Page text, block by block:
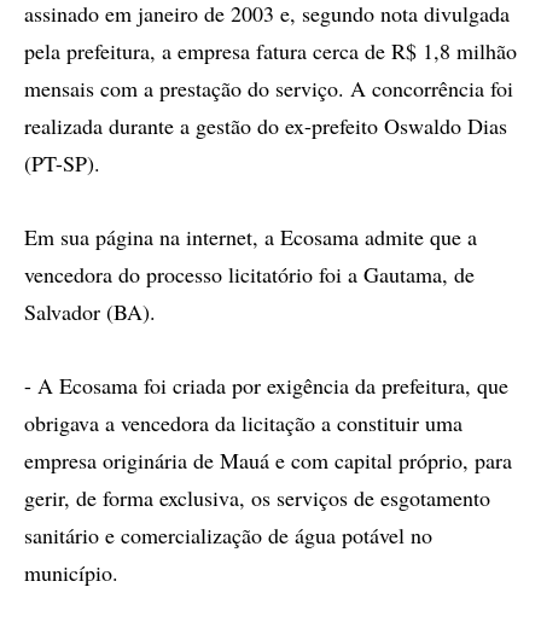
assinado em janeiro de 2003 e, segundo nota divulgada
pela prefeitura, a empresa fatura cerca de R$ 1,8 milhão
mensais com a prestação do serviço. A concorrência foi
realizada durante a gestão do ex-prefeito Oswaldo Dias
(PT-SP).
Em sua página na internet, a Ecosama admite que a
vencedora do processo licitatório foi a Gautama, de
Salvador (BA).
- A Ecosama foi criada por exigência da prefeitura, que
obrigava a vencedora da licitação a constituir uma
empresa originária de Mauá e com capital próprio, para
gerir, de forma exclusiva, os serviços de esgotamento
sanitário e comercialização de água potável no
município.